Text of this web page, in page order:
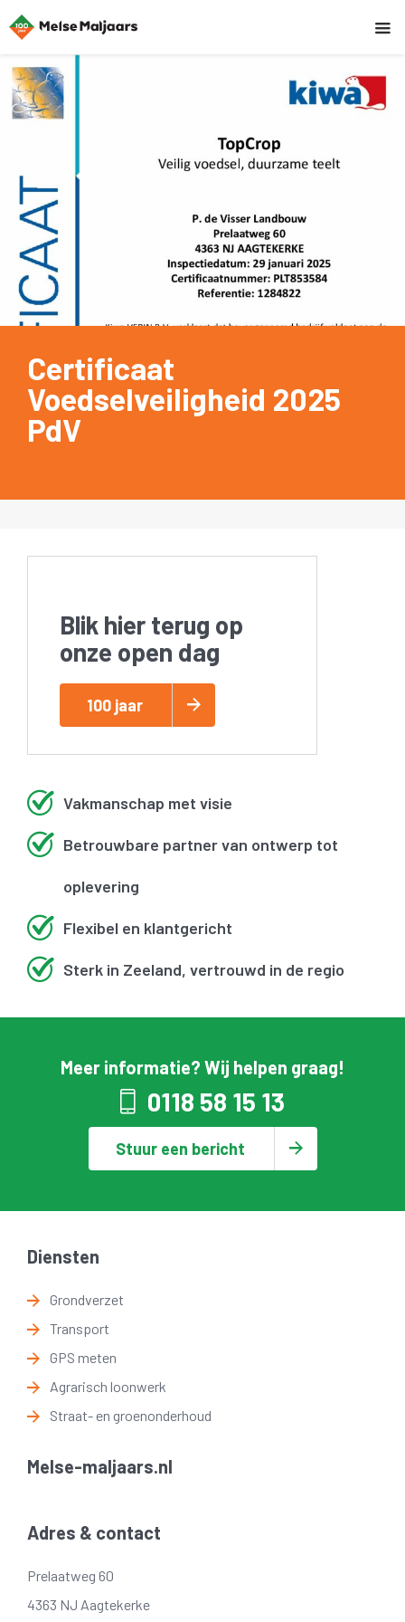
Certificaat
Voedselveiligheid 2025
PdV
Blik hier terug op
onze open dag
100 jaar
Vakmanschap met visie
Betrouwbare partner van ontwerp tot
oplevering
Flexibel en klantgericht
Sterk in Zeeland, vertrouwd in de regio
Meer informatie? Wij helpen graag!
0118 58 15 13
Stuur een bericht
Diensten
Grondverzet
Transport
GPS meten
Agrarisch loonwerk
Straat- en groenonderhoud
Melse-maljaars.nl
Adres & contact
Prelaatweg 60
4363 NJ Aagtekerke